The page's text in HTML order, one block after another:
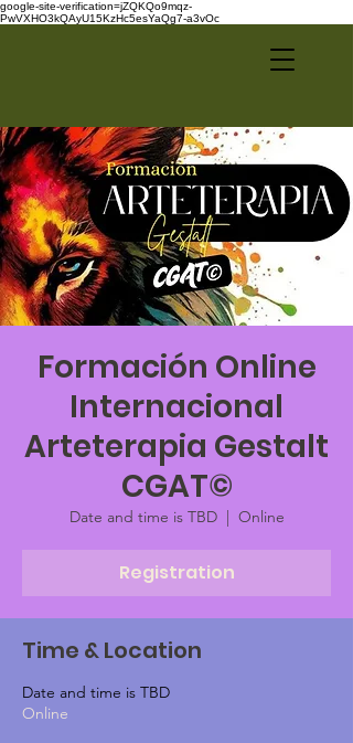
google-site-verification=jZQKQo9mqz-
PwVXHO3kQAyU15KzHc5esYaQg7-a3vOc
Formación Online
Internacional
Arteterapia Gestalt
CGAT©
Date and time is TBD
  |
Online
Registration
Time & Location
Date and time is TBD
Online